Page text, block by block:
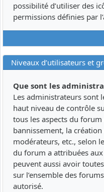
possibilité d’utiliser des
permissions définies par
Niveaux d’utilisateurs et
Que sont les
Les administrateurs sont
haut niveau de contrôle
tous les aspects du
bannissement, la
modérateurs, etc., selon
du forum a attribuées
peuvent aussi avoir
sur l’ensemble des
autorisé.